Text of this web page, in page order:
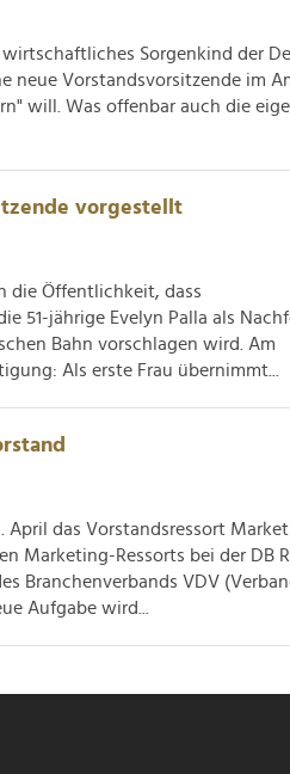
Sorgenkind der
neue Vorstandsvorsitzende im
will. Was offenbar auch die
vorgestellt
die Öffentlichkeit, dass
51-jährige Evelyn Palla als
Bahn vorschlagen wird. Am
Als erste Frau übernimmt...
April das Vorstandsressort
Marketing-Ressorts bei der DB
Branchenverbands VDV
Aufgabe wird...